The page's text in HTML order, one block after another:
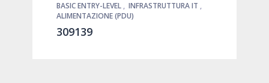
BASIC ENTRY-LEVEL , INFRASTRUTTURA IT ,
ALIMENTAZIONE (PDU)
309139